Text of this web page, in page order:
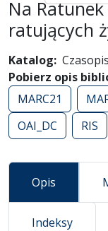
Na
ratujących
Katalog
Pobierz opis
MARC21
OAI_DC
RIS
Opis
Indeksy